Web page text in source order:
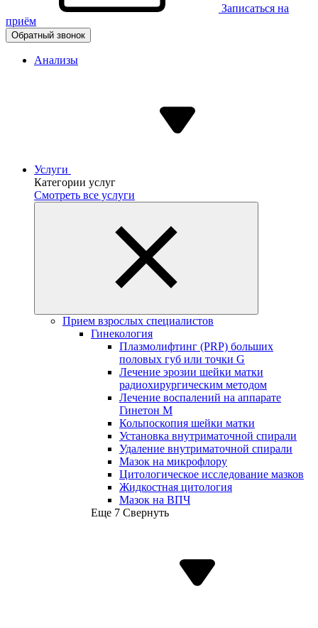
Записаться на
приём
Обратный звонок
Анализы
Услуги
Категории услуг
Смотреть все услуги
Прием взрослых специалистов
Гинекология
Плазмолифтинг (PRP) больших
половых губ или точки G
Лечение эрозии шейки матки
радиохирургическим методом
Лечение воспалений на аппарате
Гинетон М
Кольпоскопия шейки матки
Установка внутриматочной спирали
Удаление внутриматочной спирали
Мазок на микрофлору
Цитологическое исследование мазков
Жидкостная цитология
Мазок на ВПЧ
Еще 7 Свернуть